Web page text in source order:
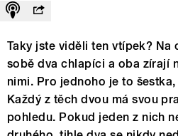
Taky jste viděli ten vtípek?
sobě dva chlapíci a oba zírají
nimi. Pro jednoho je to
Každý z těch dvou má svou
pohledu. Pokud jeden z nich